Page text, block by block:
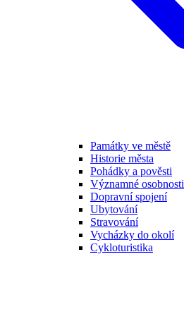
Památky ve městě
Historie města
Pohádky a pověsti
Významné osobnosti
Dopravní spojení
Ubytování
Stravování
Vycházky do okolí
Cykloturistika